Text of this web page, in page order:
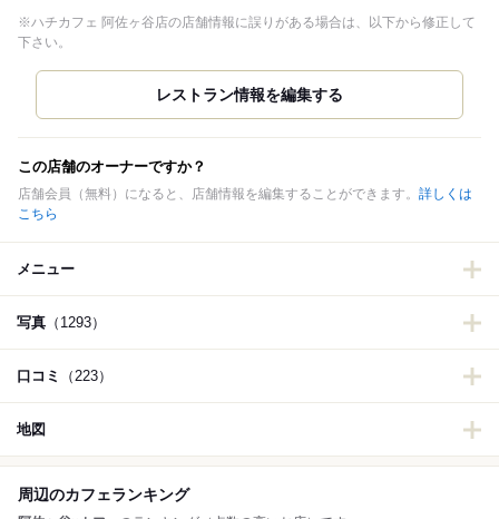
※ハチカフェ 阿佐ヶ谷店の店舗情報に誤りがある場合は、以下から修正して
下さい。
この店舗のオーナーですか？
店舗会員（無料）になると、店舗情報を編集することができます。 詳しくは
こちら
メニュー
写真 （1293）
口コミ （223）
地図
周辺のカフェランキング